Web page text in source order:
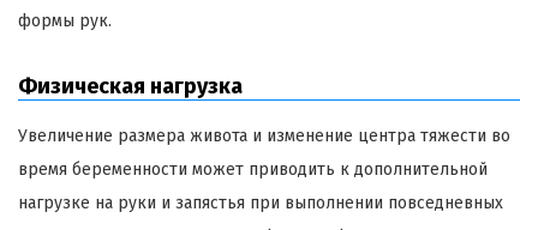
формы рук.
Физическая нагрузка
Увеличение размера живота и изменение центра тяжести во
время беременности может приводить к дополнительной
нагрузке на руки и запястья при выполнении повседневных